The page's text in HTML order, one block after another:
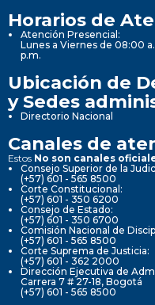
Horarios de
Atención Presencial:
Lunes a Viernes de 08:00
p.m.
Ubicación de
y Sedes
Directorio Nacional
Canales de
Estos No son canales
Consejo Superior de la
(+57) 601 - 565 8500
Corte Constitucional:
(+57) 601 - 350 6200
Consejo de Estado:
(+57) 601 - 350 6700
Comisión Nacional de
(+57) 601 - 565 8500
Corte Suprema de Justicia:
(+57) 601 - 362 2000
Dirección Ejecutiva de
Carrera 7 # 27-18, Bogotá
(+57) 601 - 565 8500